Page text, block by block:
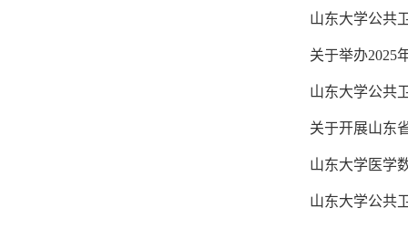
山东大学公共
关于举办2025
山东大学公共
关于开展山东
山东大学医学
山东大学公共